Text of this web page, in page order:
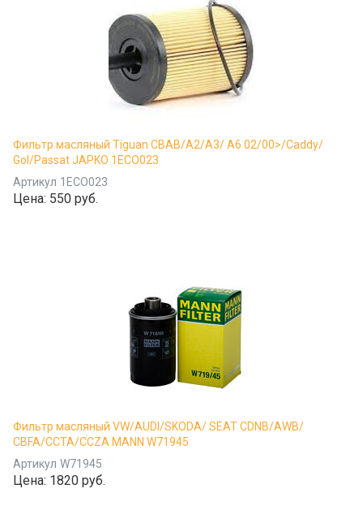
Фильтр масляный Tiguan CBAB/A2/A3/ A6 02/00>/Caddy/
Gol/Passat JAPKO 1ECO023
Артикул 1ECO023
Цена: 550 руб.
Фильтр масляный VW/AUDI/SKODA/ SEAT CDNB/AWB/
CBFA/CCTA/CCZA MANN W71945
Артикул W71945
Цена: 1820 руб.